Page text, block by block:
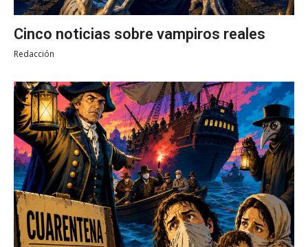
Cinco noticias sobre vampiros reales
Redacción